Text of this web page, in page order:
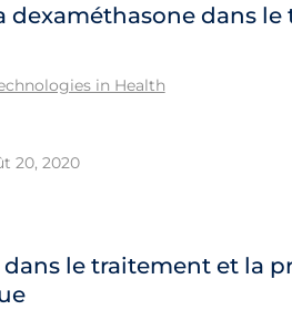
dexaméthasone dans
in Health
20, 2020
le traitement et la